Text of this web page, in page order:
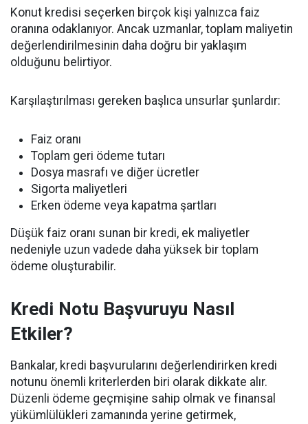
Konut kredisi seçerken birçok kişi yalnızca faiz
oranına odaklanıyor. Ancak uzmanlar, toplam maliyetin
değerlendirilmesinin daha doğru bir yaklaşım
olduğunu belirtiyor.
Karşılaştırılması gereken başlıca unsurlar şunlardır:
Faiz oranı
Toplam geri ödeme tutarı
Dosya masrafı ve diğer ücretler
Sigorta maliyetleri
Erken ödeme veya kapatma şartları
Düşük faiz oranı sunan bir kredi, ek maliyetler
nedeniyle uzun vadede daha yüksek bir toplam
ödeme oluşturabilir.
Kredi Notu Başvuruyu Nasıl
Etkiler?
Bankalar, kredi başvurularını değerlendirirken kredi
notunu önemli kriterlerden biri olarak dikkate alır.
Düzenli ödeme geçmişine sahip olmak ve finansal
yükümlülükleri zamanında yerine getirmek,